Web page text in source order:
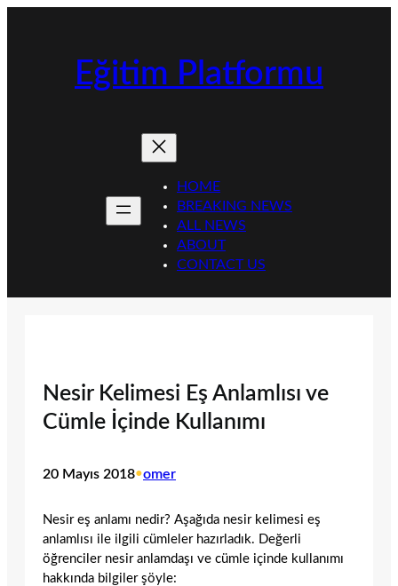
Eğitim Platformu
HOME
BREAKING NEWS
ALL NEWS
ABOUT
CONTACT US
Nesir Kelimesi Eş Anlamlısı ve
Cümle İçinde Kullanımı
20 Mayıs 2018•omer
Nesir eş anlamı nedir? Aşağıda nesir kelimesi eş
anlamlısı ile ilgili cümleler hazırladık. Değerli
öğrenciler nesir anlamdaşı ve cümle içinde kullanımı
hakkında bilgiler şöyle: